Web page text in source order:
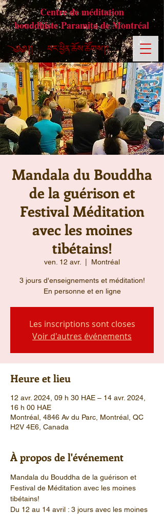
Centre de méditation
bouddhiste Paramita de Montréal
Mandala du Bouddha
de la guérison et
Festival Méditation
avec les moines
tibétains!
ven. 12 avr. Montréal
3 jours d'enseignements et méditation!
En personne et en ligne
Les inscriptions sont closes
Voir d'autres événements
Heure et lieu
12 avr. 2024, 09 h 30 HAE – 14 avr. 2024,
16 h 00 HAE
Montréal, 4846 Av du Parc, Montréal, QC
H2V 4E6, Canada
À propos de l'événement
Mandala du Bouddha de la guérison et
Festival de Méditation avec les moines
tibétains!
Du 12 au 14 avril : 3 jours avec les moines